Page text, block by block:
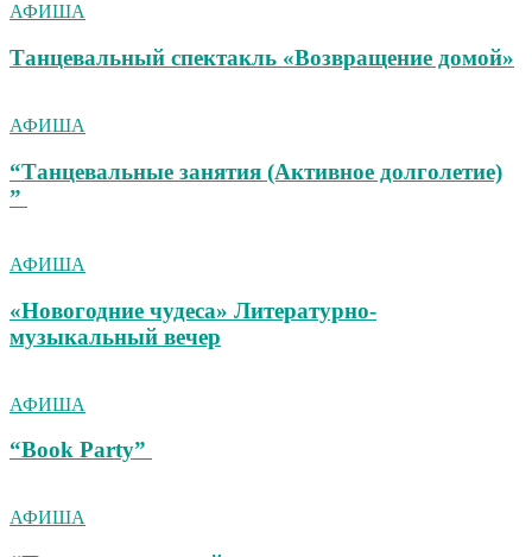
АФИША
Танцевальный спектакль «Возвращение домой»
АФИША
“Танцевальные занятия (Активное долголетие)
”
АФИША
«Новогодние чудеса» Литературно-
музыкальный вечер
АФИША
“Book Party”
АФИША